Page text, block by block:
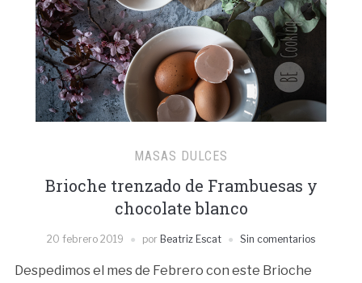
MASAS DULCES
Brioche trenzado de Frambuesas y
chocolate blanco
20 febrero 2019 por Beatriz Escat Sin comentarios
Despedimos el mes de Febrero con este Brioche